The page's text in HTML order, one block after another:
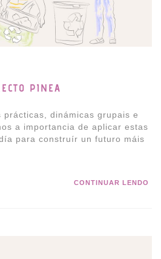
PINEA
prácticas, dinámicas grupais e
a importancia de aplicar estas
para construír un futuro máis
CONTINUAR LENDO